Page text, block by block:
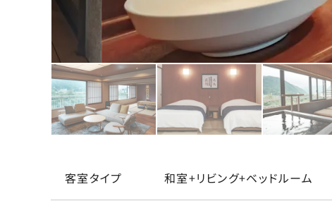
客室タイプ 和室+リビング+ベッドルーム